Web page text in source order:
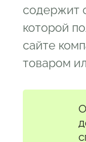
содержит
которой
сайте
товаром